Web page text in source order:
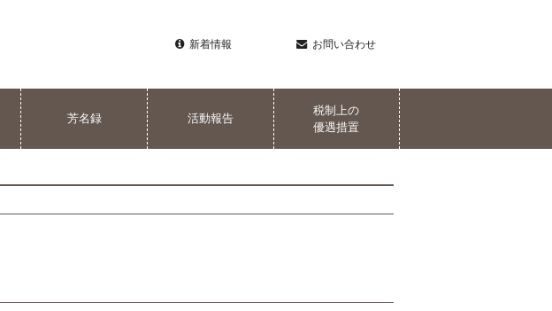
新着情報 お問い合わせ
芳名録 活動報告
税制上の
優遇措置